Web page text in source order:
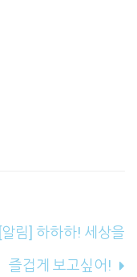
[알림] 하하하! 세상을
즐겁게 보고싶어!